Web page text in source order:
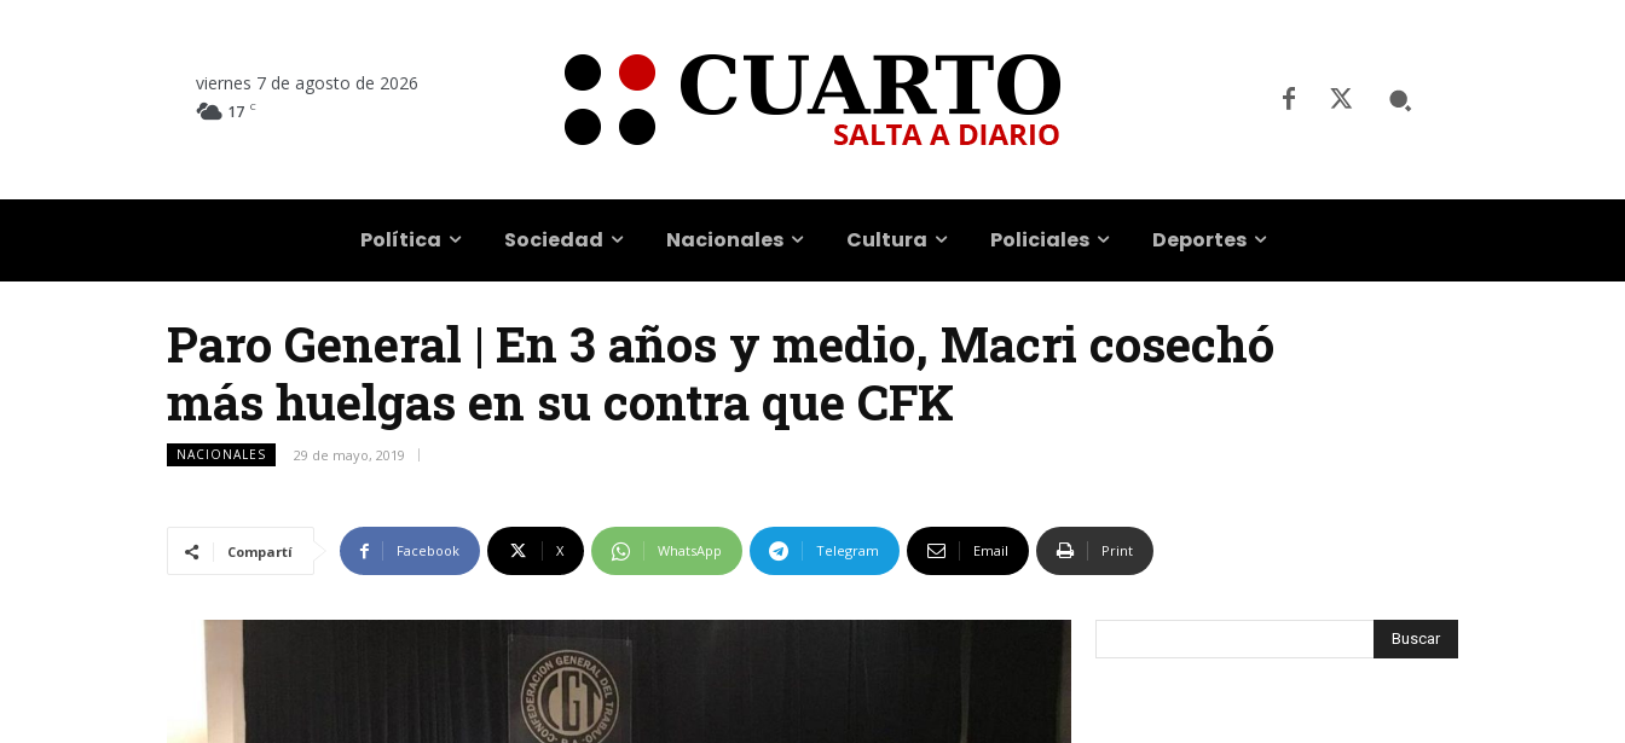
viernes 7 de agosto de 2026
17 C
Política Sociedad Nacionales Cultura Policiales Deportes
Paro General | En 3 años y medio, Macri cosechó
más huelgas en su contra que CFK
NACIONALES 29 de mayo, 2019
Compartí Facebook X WhatsApp Telegram Email Print